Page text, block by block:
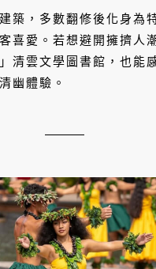
築，多數翻修後化身為
喜愛。若想避開擁擠人
清雲文學圖書館，也能
幽體驗。